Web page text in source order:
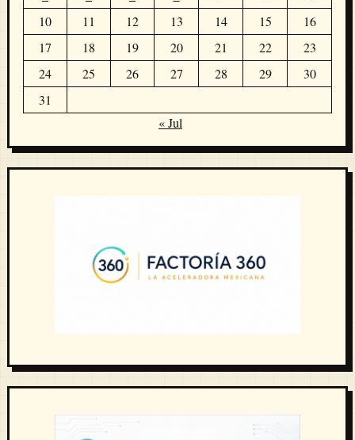
10
11 12 13 14 15
16
17
18 19 20 21 22
23
24
25 26 27 28 29
30
31
« Jul